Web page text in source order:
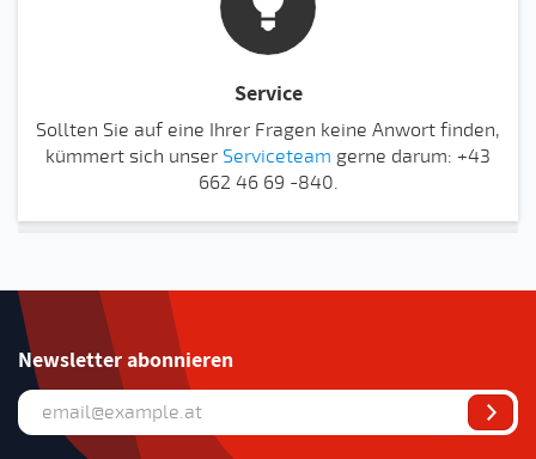
Service
Sollten Sie auf eine Ihrer Fragen keine Anwort finden,
kümmert sich unser Serviceteam gerne darum: +43
662 46 69 -840.
Newsletter abonnieren